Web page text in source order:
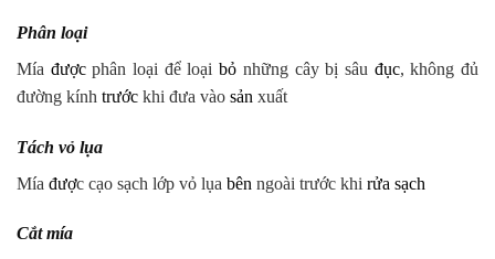
Phân loại
Mía đượcphân loại để loạibỏ những cây bị sâu đục, không đủ
đường kính trước khi đưa vào sản xuất
Tách vỏ lụa
Mía được cạo sạch lớp vỏ lụa bên ngoài trước khi rửa sạch
Cắt mía